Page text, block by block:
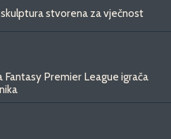
stvorena za vječnost
Fantasy Premier League igrača